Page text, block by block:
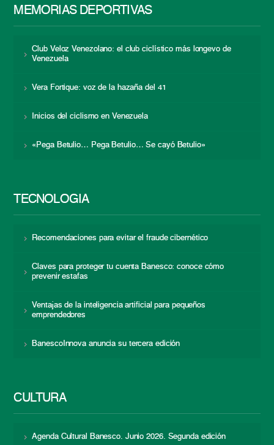
MEMORIAS DEPORTIVAS
Club Veloz Venezolano: el club ciclístico más longevo de
Venezuela
Vera Fortique: voz de la hazaña del 41
Inicios del ciclismo en Venezuela
«Pega Betulio… Pega Betulio… Se cayó Betulio»
TECNOLOGÍA
Recomendaciones para evitar el fraude cibernético
Claves para proteger tu cuenta Banesco: conoce cómo
prevenir estafas
Ventajas de la inteligencia artificial para pequeños
emprendedores
BanescoInnova anuncia su tercera edición
CULTURA
Agenda Cultural Banesco. Junio 2026. Segunda edición